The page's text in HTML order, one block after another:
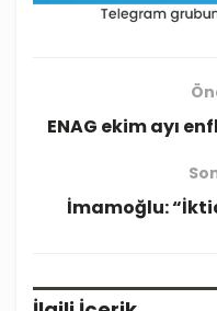
ENAG ekim ayı
İmamoğlu: